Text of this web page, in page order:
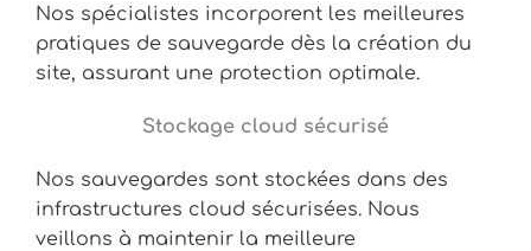
Nos spécialistes incorporent les meilleures
pratiques de sauvegarde dès la création du
site, assurant une protection optimale.
Stockage cloud sécurisé
Nos sauvegardes sont stockées dans des
infrastructures cloud sécurisées. Nous
veillons à maintenir la meilleure